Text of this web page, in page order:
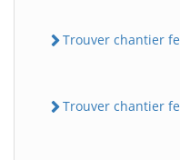
Trouver chantier
Trouver chantier